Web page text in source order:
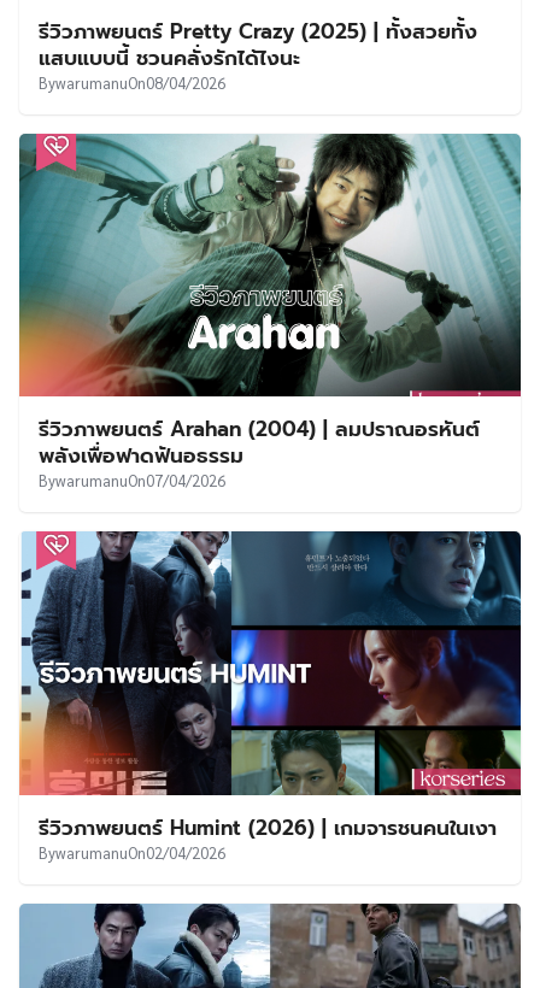
รีวิวภาพยนตร์ Pretty Crazy (2025) | ทั้งสวยทั้ง
แสบแบบนี้ ชวนคลั่งรักได้ไงนะ
BywarumanuOn08/04/2026
รีวิวภาพยนตร์ Arahan (2004) | ลมปราณอรหันต์
พลังเพื่อฟาดฟันอธรรม
BywarumanuOn07/04/2026
รีวิวภาพยนตร์ Humint (2026) | เกมจารชนคนในเงา
BywarumanuOn02/04/2026